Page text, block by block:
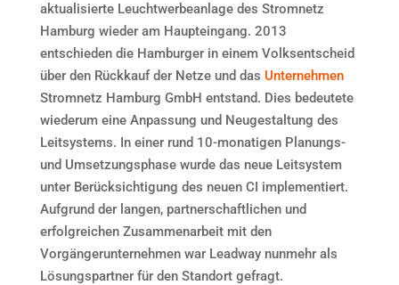
aktualisierte Leuchtwerbeanlage des Stromnetz
Hamburg wieder am Haupteingang. 2013
entschieden die Hamburger in einem Volksentscheid
über den Rückkauf der Netze und das Unternehmen
Stromnetz Hamburg GmbH entstand. Dies bedeutete
wiederum eine Anpassung und Neugestaltung des
Leitsystems. In einer rund 10-monatigen Planungs-
und Umsetzungsphase wurde das neue Leitsystem
unter Berücksichtigung des neuen CI implementiert.
Aufgrund der langen, partnerschaftlichen und
erfolgreichen Zusammenarbeit mit den
Vorgängerunternehmen war Leadway nunmehr als
Lösungspartner für den Standort gefragt.